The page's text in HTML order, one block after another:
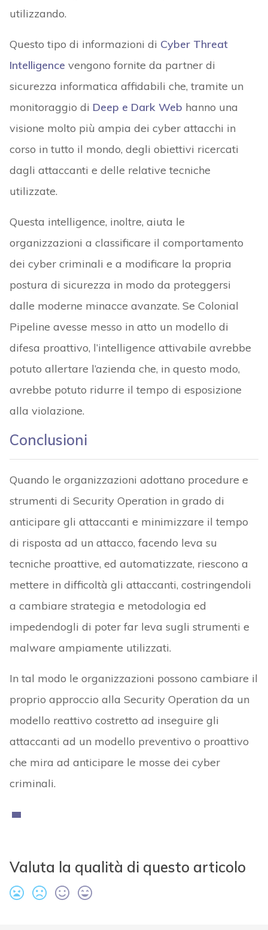
utilizzando.
Questo tipo di informazioni di Cyber Threat
Intelligence vengono fornite da partner di
sicurezza informatica affidabili che, tramite un
monitoraggio di Deep e Dark Web hanno una
visione molto più ampia dei cyber attacchi in
corso in tutto il mondo, degli obiettivi ricercati
dagli attaccanti e delle relative tecniche
utilizzate.
Questa intelligence, inoltre, aiuta le
organizzazioni a classificare il comportamento
dei cyber criminali e a modificare la propria
postura di sicurezza in modo da proteggersi
dalle moderne minacce avanzate. Se Colonial
Pipeline avesse messo in atto un modello di
difesa proattivo, l’intelligence attivabile avrebbe
potuto allertare l’azienda che, in questo modo,
avrebbe potuto ridurre il tempo di esposizione
alla violazione.
Conclusioni
Quando le organizzazioni adottano procedure e
strumenti di Security Operation in grado di
anticipare gli attaccanti e minimizzare il tempo
di risposta ad un attacco, facendo leva su
tecniche proattive, ed automatizzate, riescono a
mettere in difficoltà gli attaccanti, costringendoli
a cambiare strategia e metodologia ed
impedendogli di poter far leva sugli strumenti e
malware ampiamente utilizzati.
In tal modo le organizzazioni possono cambiare il
proprio approccio alla Security Operation da un
modello reattivo costretto ad inseguire gli
attaccanti ad un modello preventivo o proattivo
che mira ad anticipare le mosse dei cyber
criminali.
Valuta la qualità di questo articolo